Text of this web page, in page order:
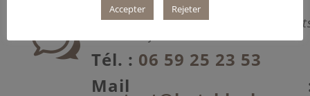
w Ou auprès de l’entreprise
Tél. : 06 59 25 23 53
Mail
Accepter Rejeter